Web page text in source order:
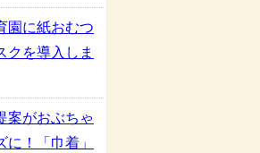
園に紙おむつ
クを導入しま
案がおぶちゃ
に！「巾着」